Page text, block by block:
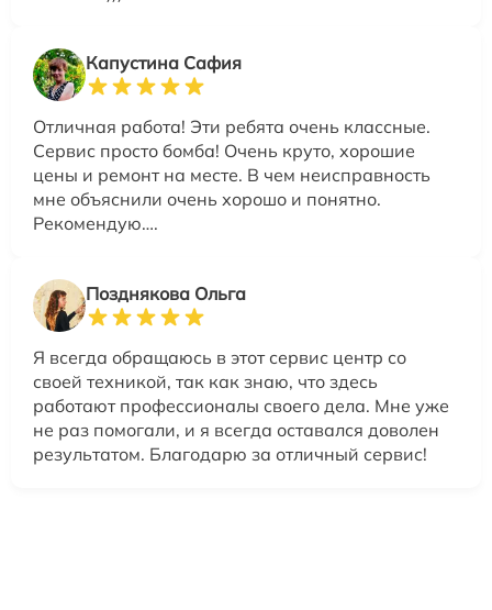
Капустина Сафия
Отличная работа! Эти ребята очень классные.
Сервис просто бомба! Очень круто, хорошие
цены и ремонт на месте. В чем неисправность
мне объяснили очень хорошо и понятно.
Рекомендую….
Позднякова Ольга
Я всегда обращаюсь в этот сервис центр со
своей техникой, так как знаю, что здесь
работают профессионалы своего дела. Мне уже
не раз помогали, и я всегда оставался доволен
результатом. Благодарю за отличный сервис!